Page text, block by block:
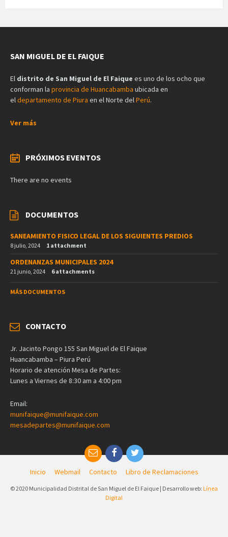
SAN MIGUEL DE EL FAIQUE
El distrito de San Miguel de El Faique es uno de los ocho que
conforman la provincia de Huancabamba ubicada en
eldepartamento de Piura en el Norte delPerú.
Ver más
PRÓXIMOS EVENTOS
There are no events
DOCUMENTOS
SANEAMIENTO FISICO LEGAL DE LOS SIGUIENTES PREDIOS
8 julio, 2024 1 attachment
ORDENANZAS MUNICIPALES 2024
21 junio, 2024 6 attachments
MÁS DOCUMENTOS
CONTACTO
Jr. Jacinto Pongo 155 San Miguel de El Faique
Huancabamba – Piura Perú
Horario de atención Mesa de Partes:
Lunes a Viernes de 8:30 am a 4:00 pm
Email:
munifaique@munifaique.com
mesadepartes@munifaique.com
Inicio Webmail Contacto Libro de Reclamaciones
© 2020 Municipalidad Distrital de San Miguel de El Faique | Desarrollo web: Línea
Digital